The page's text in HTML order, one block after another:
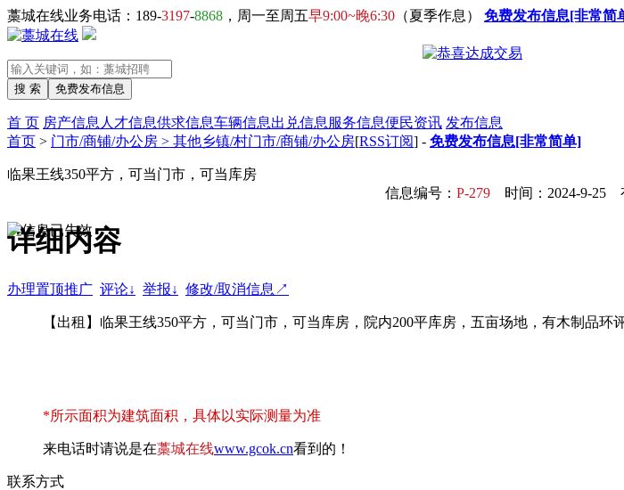
藁城在线业务电话：189-3197-8868 ，周一至周五早9:00~晚6:30 （夏季作息） 免费发布信息[非常简
首 页 房产信息 人才信息供求信息车辆信息出兑信息 服务信息便民资讯 发布信息
首页 > 门市/商铺/办公房 > 其他乡镇/村门市/商铺/办公房[RSS订阅] - 免费发布信息[非常简单]
临果王线350平方，可当门市，可当库房
信息编号： P-279 时间：2024-9-25
详细内容
办理置顶推广 评论↓ 举报↓ 修改/取消信息↗
【出租】临果王线350平方，可当门市，可当库房，院内200平库房，五亩场地，有木制品环
*所示面积为建筑面积，具体以实际测量为准
来电话时请说是在藁城在线www.gcok.cn看到的！
联系方式